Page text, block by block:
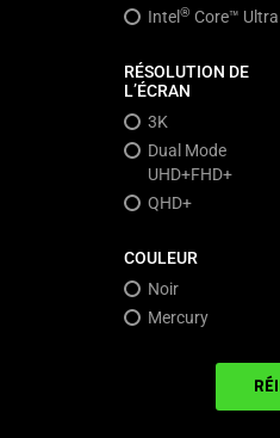
Intel ® Core™
RÉSOLUTION DE
L’ÉCRAN
3K
Dual Mode
UHD+FHD+
QHD+
COULEUR
Noir
Mercury